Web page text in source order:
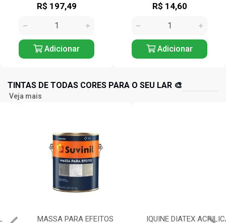
R$ 197,49
Adicionar
R$ 14,60
Adicionar
TINTAS DE TODAS CORES PARA O SEU LAR 🎨
Veja mais
MASSA PARA EFEITOS
IQUINE DIATEX ACRILICA